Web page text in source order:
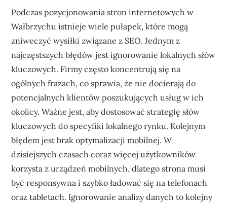
Podczas pozycjonowania stron internetowych w
Wałbrzychu istnieje wiele pułapek, które mogą
zniweczyć wysiłki związane z SEO. Jednym z
najczęstszych błędów jest ignorowanie lokalnych słów
kluczowych. Firmy często koncentrują się na
ogólnych frazach, co sprawia, że nie docierają do
potencjalnych klientów poszukujących usług w ich
okolicy. Ważne jest, aby dostosować strategię słów
kluczowych do specyfiki lokalnego rynku. Kolejnym
błędem jest brak optymalizacji mobilnej. W
dzisiejszych czasach coraz więcej użytkowników
korzysta z urządzeń mobilnych, dlatego strona musi
być responsywna i szybko ładować się na telefonach
oraz tabletach. Ignorowanie analizy danych to kolejny